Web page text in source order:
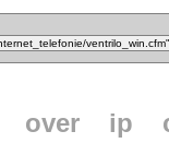
over ip